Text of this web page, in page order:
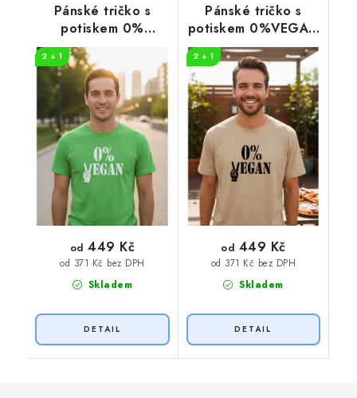
Pánské tričko s
potiskem 0%
VEGAN
2 + 1
Skladem
od 371 Kč bez DPH
od 449 Kč
Pánské tričko s
potiskem 0%VEGAN
černý potisk
2 + 1
Skladem
od 371 Kč bez DPH
od 449 Kč